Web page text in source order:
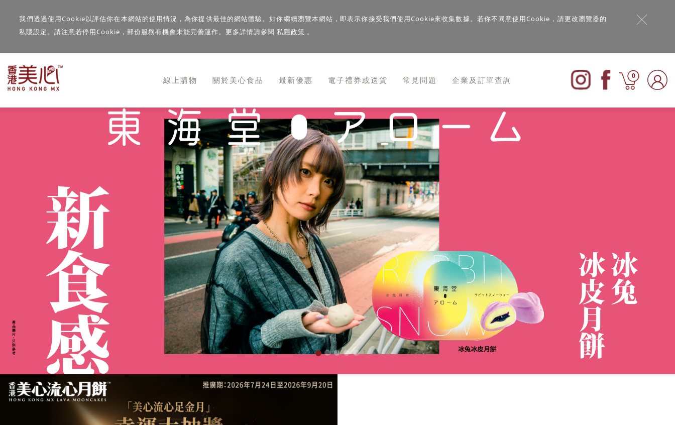
我們透過使用Cookie以評估你在本網站的使用情況，為你提供最佳的網站體驗。如你繼續瀏覽本網站，即表示你接受我們使用Cookie來收集數據。若你不同意使用Cookie，請更改瀏覽器的
私隱設定。請注意若停用Cookie，部份服務有機會未能完善運作。更多詳情請參閱私隱政策 。
線上購物 關於美心食品 最新優惠 電子禮券或送貨 常見問題 企業及訂單查詢 0